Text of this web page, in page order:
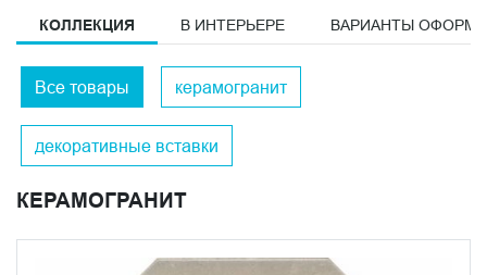
КОЛЛЕКЦИЯ В ИНТЕРЬЕРЕ ВАРИАНТЫ
Все товары керамогранит
декоративные вставки
КЕРАМОГРАНИТ